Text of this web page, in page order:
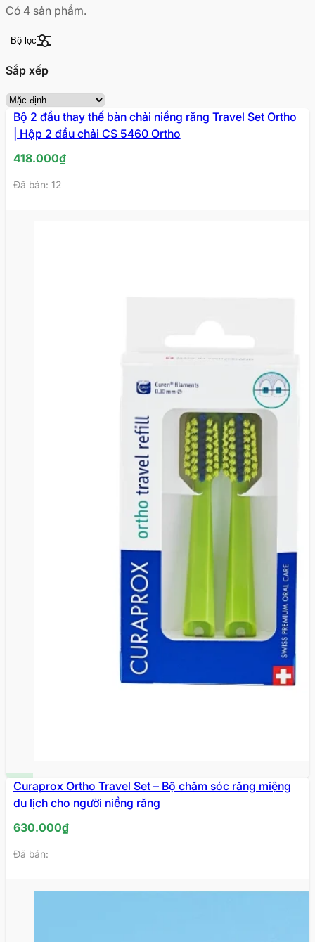
Có 4 sản phẩm.
Bộ lọc
Sắp xếp
Bộ 2 đầu thay thế bàn chải niềng răng Travel Set Ortho
| Hộp 2 đầu chải CS 5460 Ortho
418.000₫
Đã bán: 12
MỚI
VỀ
Curaprox Ortho Travel Set – Bộ chăm sóc răng miệng
du lịch cho người niềng răng
630.000₫
Đã bán: